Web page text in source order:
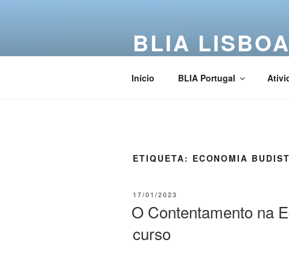
BLIA LISBOA
Início BLIA Portugal
ETIQUETA: ECONOMIA
17/01/2023
O Contentamento na
curso